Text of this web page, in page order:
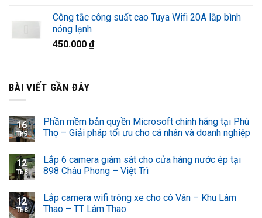
Công tắc công suất cao Tuya Wifi 20A lắp bình
nóng lạnh
450.000 ₫
BÀI VIẾT GẦN ĐÂY
16
Th5
Phần mềm bản quyền Microsoft chính hãng tại Phú
Thọ – Giải pháp tối ưu cho cá nhân và doanh nghiệp
12
Th8
Lắp 6 camera giám sát cho cửa hàng nước ép tại
898 Châu Phong – Việt Trì
12
Th8
Lắp camera wifi trông xe cho cô Vân – Khu Lâm
Thao – TT Lâm Thao